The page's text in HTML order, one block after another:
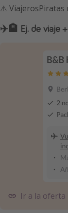
⚠️ ViajerosPiratas
✈️🏨 Ej. de viaje
Ir a la oferta